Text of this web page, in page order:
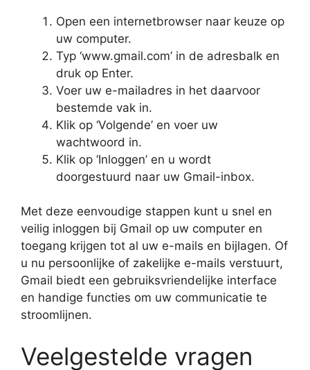
Open een internetbrowser naar keuze op
uw computer.
Typ ‘www.gmail.com’ in de adresbalk en
druk op Enter.
Voer uw e-mailadres in het daarvoor
bestemde vak in.
Klik op ‘Volgende’ en voer uw
wachtwoord in.
Klik op ‘Inloggen’ en u wordt
doorgestuurd naar uw Gmail-inbox.
Met deze eenvoudige stappen kunt u snel en
veilig inloggen bij Gmail op uw computer en
toegang krijgen tot al uw e-mails en bijlagen. Of
u nu persoonlijke of zakelijke e-mails verstuurt,
Gmail biedt een gebruiksvriendelijke interface
en handige functies om uw communicatie te
stroomlijnen.
Veelgestelde vragen